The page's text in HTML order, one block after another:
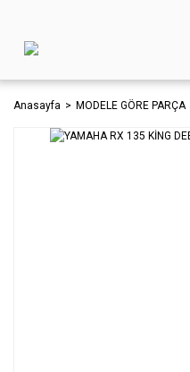
Anasayfa MODELE GÖRE PARÇA